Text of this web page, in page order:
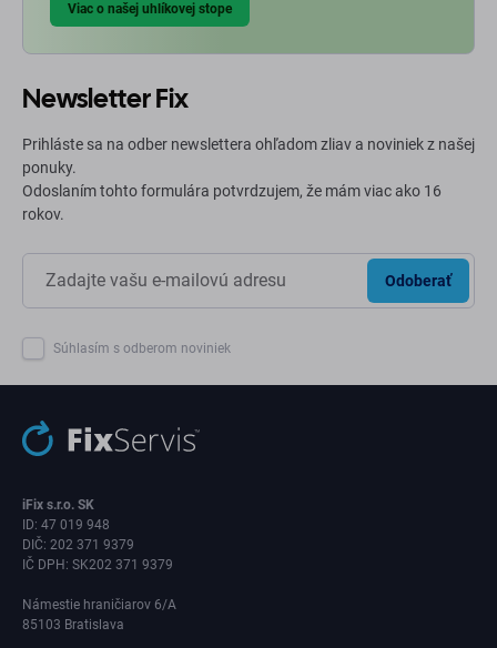
Viac o našej uhlíkovej stope
Newsletter Fix
Prihláste sa na odber newslettera ohľadom zliav a noviniek z našej
ponuky.
Odoslaním tohto formulára potvrdzujem, že mám viac ako 16
rokov.
Odoberať
Súhlasím s odberom noviniek
iFix s.r.o. SK
ID: 47 019 948
DIČ: 202 371 9379
IČ DPH: SK202 371 9379
Námestie hraničiarov 6/A
85103 Bratislava